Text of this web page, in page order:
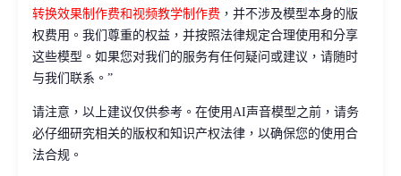
转换效果制作费和视频教学制作费 ，并不涉及模型本身的版
权费用。我们尊重的权益，并按照法律规定合理使用和分享
这些模型。如果您对我们的服务有任何疑问或建议，请随时
与我们联系。”
请注意，以上建议仅供参考。在使用AI声音模型之前，请务
必仔细研究相关的版权和知识产权法律，以确保您的使用合
法合规。